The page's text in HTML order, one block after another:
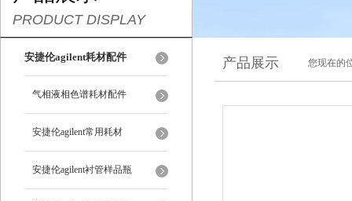
PRODUCT DISPLAY
安捷伦agilent耗材配件
气相液相色谱耗材配件
安捷伦agilent常用耗材
安捷伦agilent衬管样品瓶
产品展示 您现在的